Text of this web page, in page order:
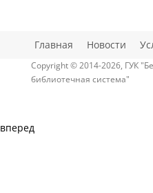
Главная Новости
Copyright © 2014-2026, ГУК
библиотечная система"
вперед